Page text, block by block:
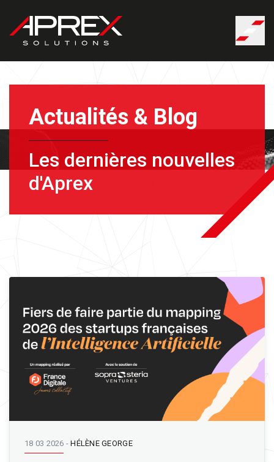
Actualités & Blog
Les dernières nouvelles
d'Aprex
18 03 2026 -HÉLÈNE GEORGE